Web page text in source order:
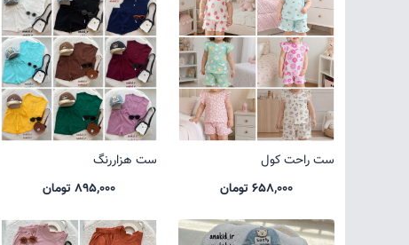
ست راحت کول
658,000 تومان
ست هزاررنگ
895,000 تومان